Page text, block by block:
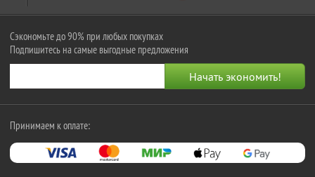
Сэкономьте до 90% при любых покупках
Подпишитесь на самые выгодные предложения
Принимаем к оплате: